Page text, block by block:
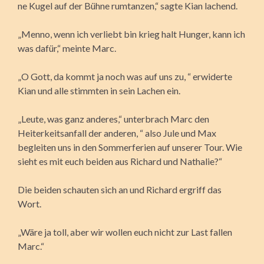
ne Kugel auf der Bühne rumtanzen,“ sagte Kian lachend.
„Menno, wenn ich verliebt bin krieg halt Hunger, kann ich
was dafür,“ meinte Marc.
„O Gott, da kommt ja noch was auf uns zu, “ erwiderte
Kian und alle stimmten in sein Lachen ein.
„Leute, was ganz anderes,“ unterbrach Marc den
Heiterkeitsanfall der anderen, “ also Jule und Max
begleiten uns in den Sommerferien auf unserer Tour. Wie
sieht es mit euch beiden aus Richard und Nathalie?“
Die beiden schauten sich an und Richard ergriff das
Wort.
„Wäre ja toll, aber wir wollen euch nicht zur Last fallen
Marc.“